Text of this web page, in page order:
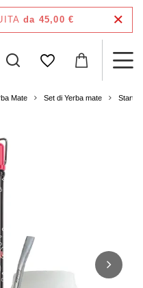
da 45,00 €
Mate Set di Yerba mate Starter